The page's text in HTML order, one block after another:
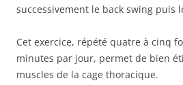
successivement le back swing puis
Cet exercice, répété quatre à cinq
minutes par jour, permet de bien
muscles de la cage thoracique.